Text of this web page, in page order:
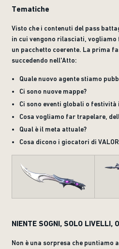
Tematiche
Visto che i contenuti del pass
in cui vengono rilasciati,
un pacchetto coerente. La prima
succedendo nell'Atto:
Quale nuovo agente stiamo
Ci sono nuove mappe?
Ci sono eventi globali o festività
Cosa vogliamo far trapelare,
Qual è il meta attuale?
Cosa dicono i giocatori di
NIENTE SOGNI, SOLO LIVELLI,
Non è una sorpresa che puntiamo